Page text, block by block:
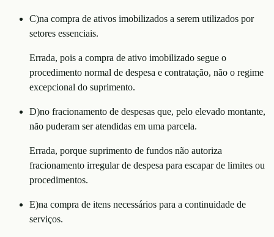
C)na compra de ativos imobilizados a serem utilizados por
setores essenciais.
Errada, pois a compra de ativo imobilizado segue o
procedimento normal de despesa e contratação, não o regime
excepcional do suprimento.
D)no fracionamento de despesas que, pelo elevado montante,
não puderam ser atendidas em uma parcela.
Errada, porque suprimento de fundos não autoriza
fracionamento irregular de despesa para escapar de limites ou
procedimentos.
E)na compra de itens necessários para a continuidade de
serviços.